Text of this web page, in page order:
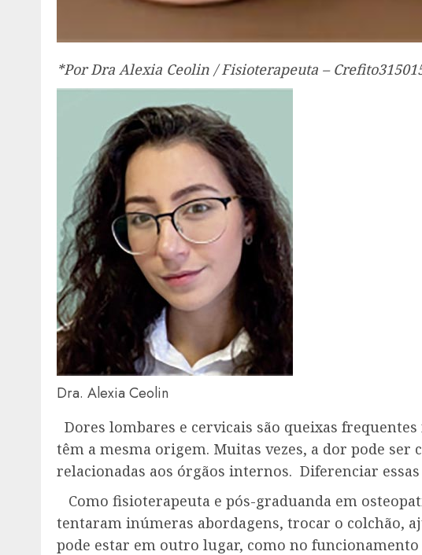
*Por Dra Alexia Ceolin / Fisioterapeuta –
Dra. Alexia Ceolin
Dores lombares e cervicais são queixas
têm a mesma origem. Muitas vezes, a dor pode
relacionadas aos órgãos internos. Diferenciar
Como fisioterapeuta e pós-graduanda em
tentaram inúmeras abordagens, trocar o colchão,
pode estar em outro lugar, como no